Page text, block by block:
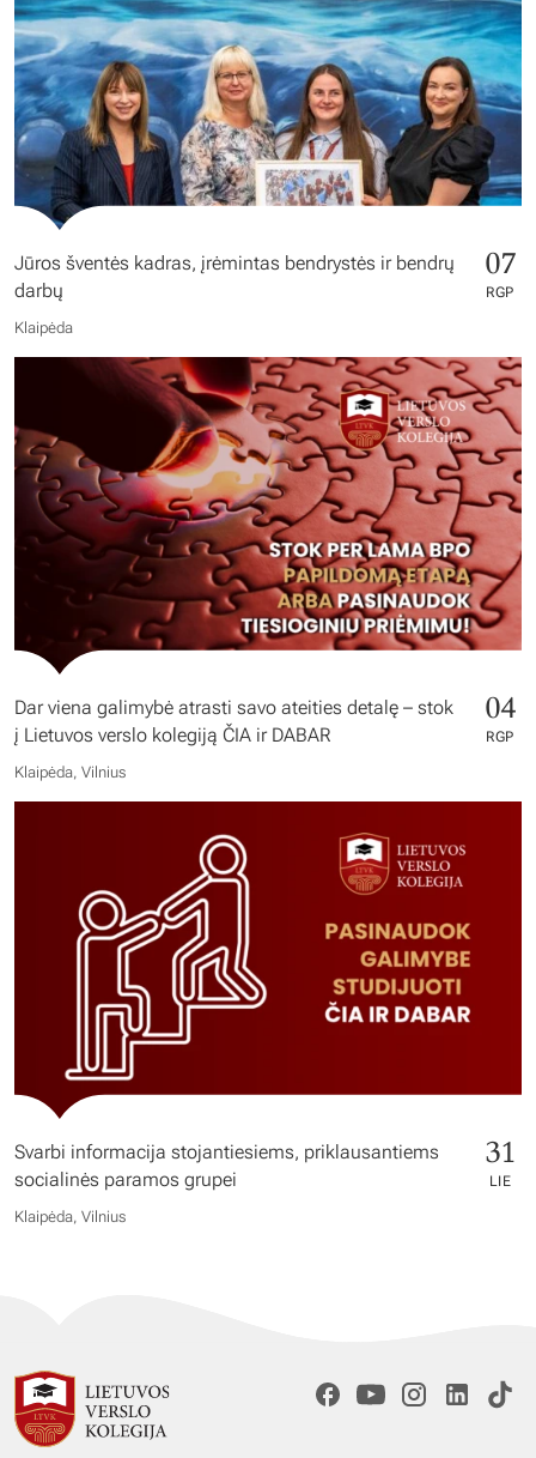
Jūros šventės kadras, įrėmintas bendrystės ir bendrų
darbų
07
RGP
Klaipėda
Dar viena galimybė atrasti savo ateities detalę – stok
į Lietuvos verslo kolegiją ČIA ir DABAR
04
RGP
Klaipėda, Vilnius
Svarbi informacija stojantiesiems, priklausantiems
socialinės paramos grupei
31
LIE
Klaipėda, Vilnius